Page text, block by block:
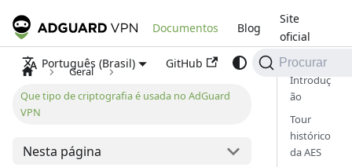
Documentos Blog
Site
oficial
Português (Brasil)
GitHub Procurar
Geral
Que tipo de criptografia é usada no AdGuard
VPN
Nesta página
Introduç
ão
Tour
histórico
da AES